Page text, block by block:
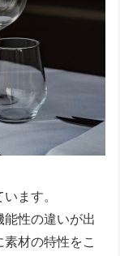
ます。
性の違いが出
材の特性をこ